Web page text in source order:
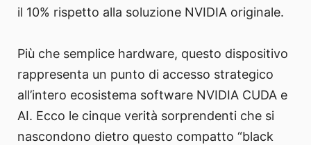
il 10% rispetto alla soluzione NVIDIA originale.
Più che semplice hardware, questo dispositivo
rappresenta un punto di accesso strategico
all’intero ecosistema software NVIDIA CUDA e
AI. Ecco le cinque verità sorprendenti che si
nascondono dietro questo compatto “black